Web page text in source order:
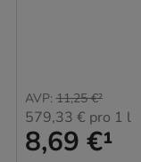
8,69 €¹
AVP: 11,25 €²
579,33 € pro 1 l